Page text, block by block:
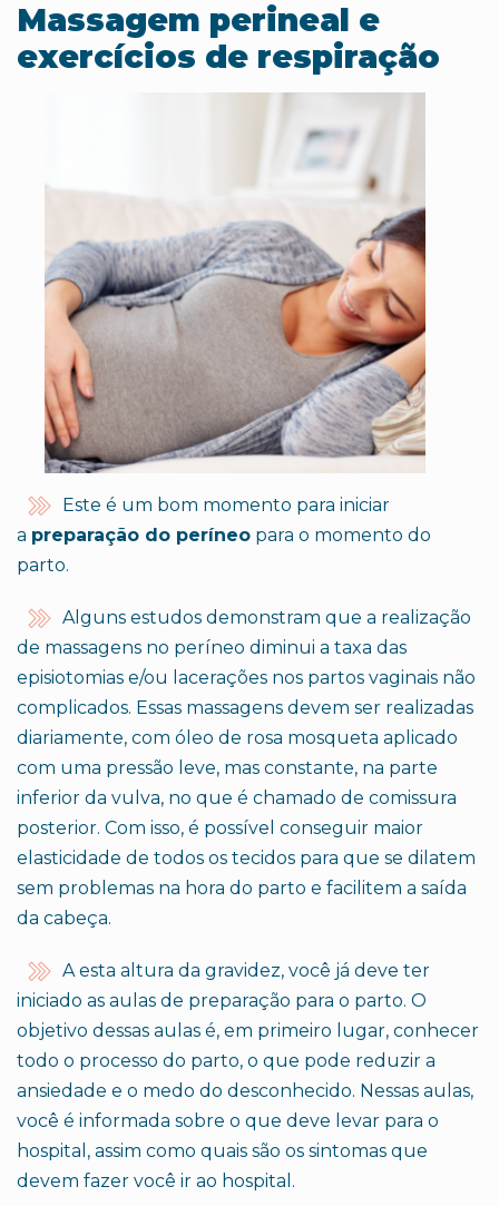
Massagem perineal e
exercícios de respiração
Este é um bom momento para iniciar
a preparação do períneo para o momento do
parto.
Alguns estudos demonstram que a realização
de massagens no períneo diminui a taxa das
episiotomias e/ou lacerações nos partos vaginais não
complicados. Essas massagens devem ser realizadas
diariamente, com óleo de rosa mosqueta aplicado
com uma pressão leve, mas constante, na parte
inferior da vulva, no que é chamado de comissura
posterior. Com isso, é possível conseguir maior
elasticidade de todos os tecidos para que se dilatem
sem problemas na hora do parto e facilitem a saída
da cabeça.
A esta altura da gravidez, você já deve ter
iniciado as aulas de preparação para o parto. O
objetivo dessas aulas é, em primeiro lugar, conhecer
todo o processo do parto, o que pode reduzir a
ansiedade e o medo do desconhecido. Nessas aulas,
você é informada sobre o que deve levar para o
hospital, assim como quais são os sintomas que
devem fazer você ir ao hospital.